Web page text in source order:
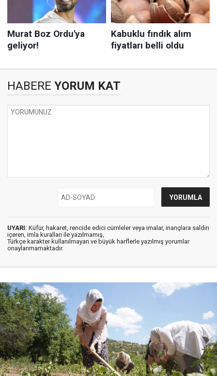
HABERE YORUM KAT
UYARI: Küfür, hakaret, rencide edici cümleler veya imalar, inançlara saldırı
içeren, imla kuralları ile yazılmamış,
Türkçe karakter kullanılmayan ve büyük harflerle yazılmış yorumlar
onaylanmamaktadır.